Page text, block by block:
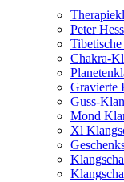
Peter
Chakra-
Gravierte
Guss-
Mond
Xl